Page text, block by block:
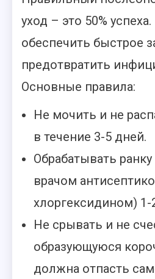
уход – это 50%
обеспечить быстрое
предотвратить
Основные правила:
Не мочить и не
в течение 3-5 дней.
Обрабатывать
врачом
хлоргексидином) 1-
Не срывать и не
образующуюся
должна отпасть